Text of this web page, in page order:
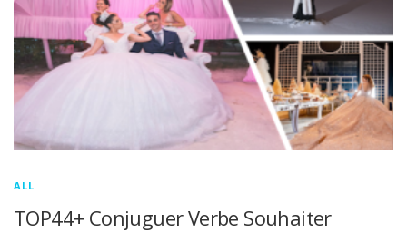
ALL
TOP44+ Conjuguer Verbe Souhaiter